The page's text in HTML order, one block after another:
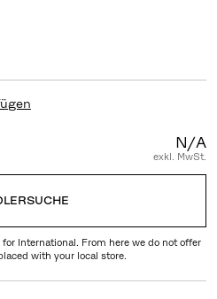
N/A
exkl. MwSt.
International. From here we do not offer
with your local store.